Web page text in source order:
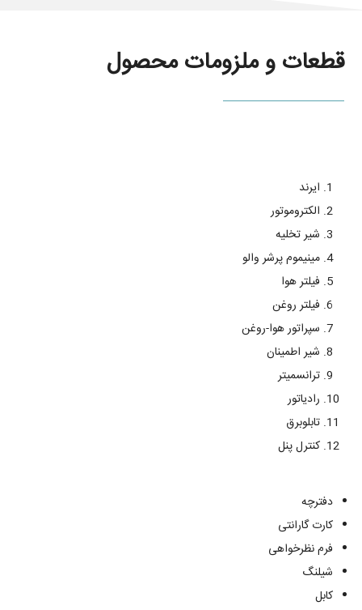
قطعات و ملزومات محصول
ایرند
الکتروموتور
شیر تخلیه
مینیموم پرشر والو
فیلتر هوا
فیلتر روغن
سپراتور هوا-روغن
شیر اطمینان
ترانسمیتر
رادیاتور
تابلوبرق
کنترل پنل
دفترچه
کارت گارانتی
فرم نظرخواهی
شیلنگ
کابل